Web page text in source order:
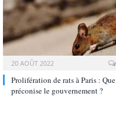
20 AOÛT 2022
Prolifération de rats à Paris : Que
préconise le gouvernement ?